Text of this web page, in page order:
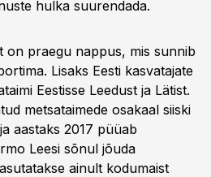
hulka suurendada.
on praegu nappus, mis sunnib
Lisaks Eesti kasvatajate
Eestisse Leedust ja Lätist.
metsataimede osakaal siiski
aastaks 2017 püüab
Leesi sõnul jõuda
ainult kodumaist